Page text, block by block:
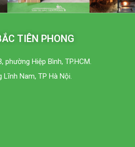
TIÊN PHONG
Hiệp Bình, TP.HCM.
Nam, TP Hà Nội.